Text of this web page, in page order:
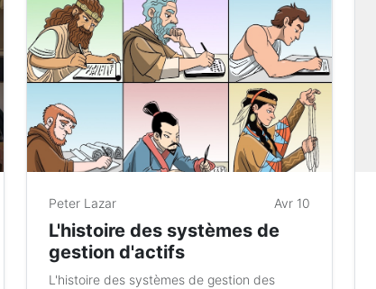
Peter Lazar Avr 10
L'histoire des systèmes de
gestion d'actifs
L'histoire des systèmes de gestion des